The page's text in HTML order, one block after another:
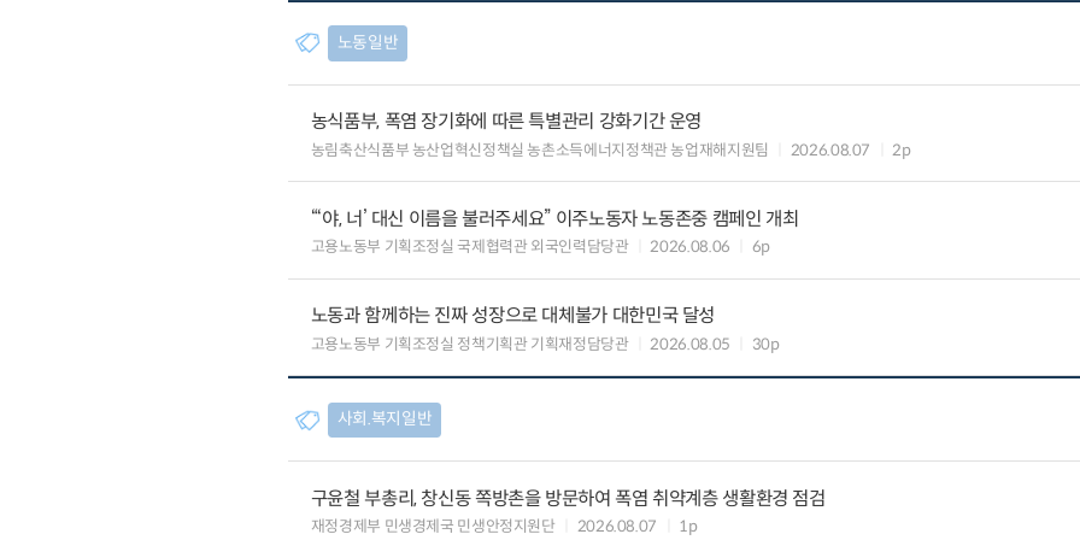
노동일반
농식품부, 폭염 장기화에 따른 특별관리 강화기간 운영
농림축산식품부 농산업혁신정책실 농촌소득에너지정책관 농업재해지원팀 2026.08.07 2p
“‘야, 너’ 대신 이름을 불러주세요” 이주노동자 노동존중 캠페인 개최
고용노동부 기획조정실 국제협력관 외국인력담당관 2026.08.06 6p
노동과 함께하는 진짜 성장으로 대체불가 대한민국 달성
고용노동부 기획조정실 정책기획관 기획재정담당관 2026.08.05 30p
사회.복지일반
구윤철 부총리, 창신동 쪽방촌을 방문하여 폭염 취약계층 생활환경 점검
재정경제부 민생경제국 민생안정지원단 2026.08.07 1p